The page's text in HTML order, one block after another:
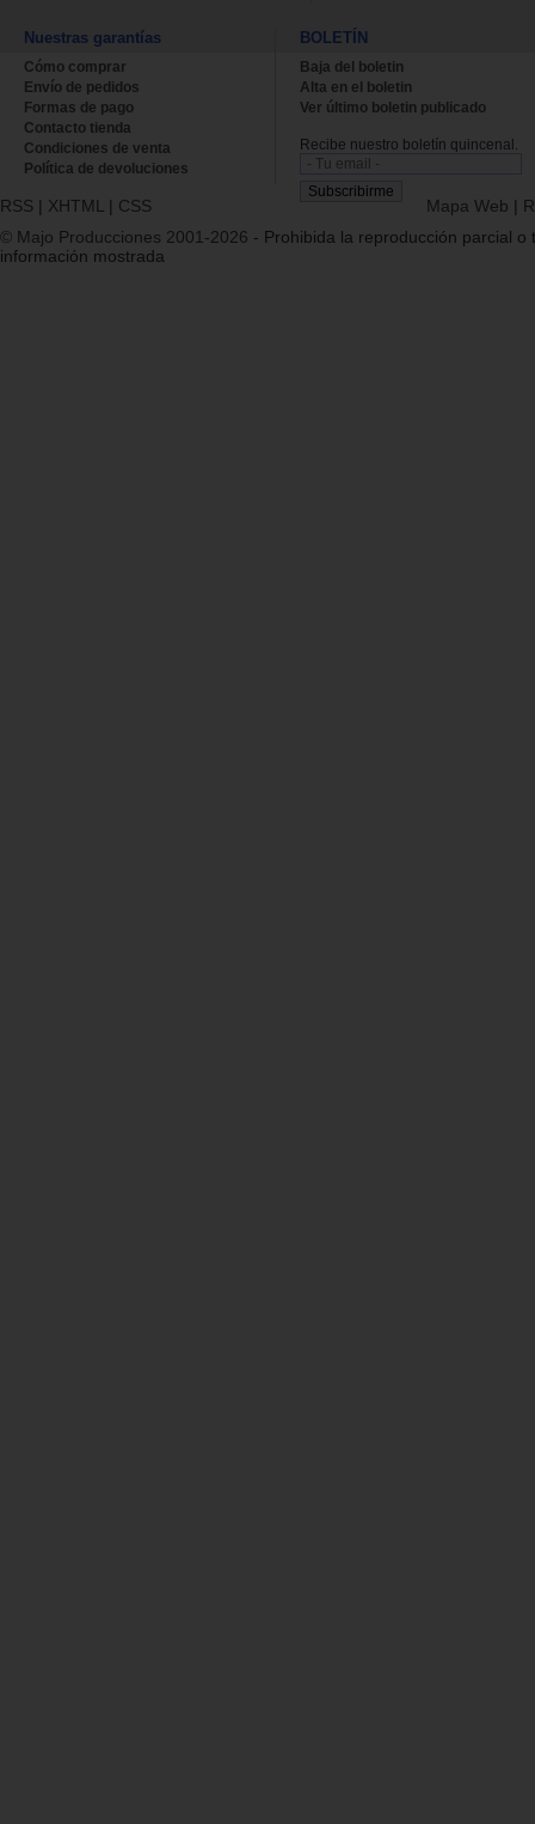
Nuestras garantías
Cómo comprar
Envío de pedidos
Formas de pago
Contacto tienda
Condiciones de venta
Política de devoluciones
BOLETÍN
Baja del boletin
Alta en el boletin
Ver último boletin publicado
Recibe nuestro boletín quincenal.
RSS | XHTML | CSS Mapa Web |
© Majo Producciones 2001-2026 - Prohibida la reproducción parcial o
información mostrada